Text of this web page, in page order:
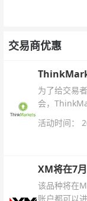
交易商优惠
为了给交易
会，
杆配置、支
活动时间：
XM将在7
该品种将在
账户都可以